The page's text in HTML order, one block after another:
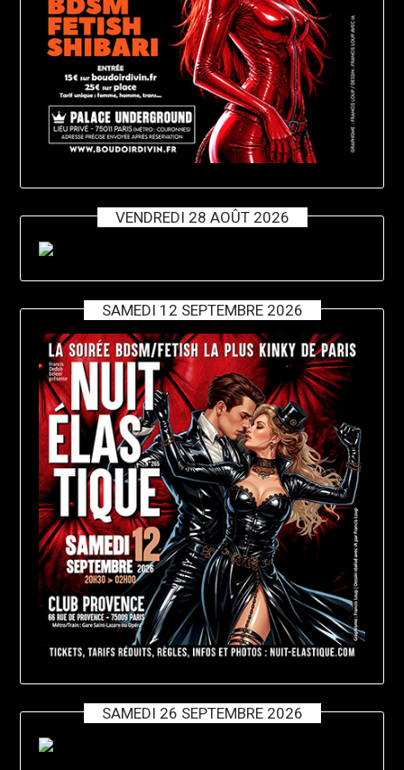
VENDREDI 28 AOÛT 2026
SAMEDI 12 SEPTEMBRE 2026
SAMEDI 26 SEPTEMBRE 2026